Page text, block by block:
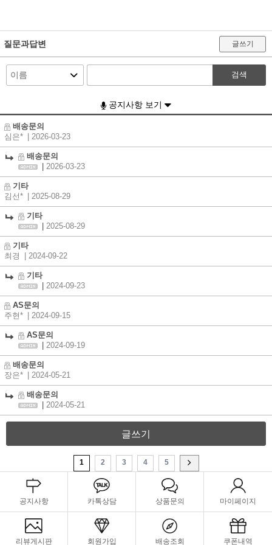
질문과답변 글쓰기
검색
공지사항 보기
배송문의
심은*
| 2026-03-23
배송문의
2026-03-23
기타
김선*
| 2025-08-29
기타
2025-08-29
기타
최경
| 2024-09-22
기타
2024-09-23
AS문의
주현*
| 2024-09-15
AS문의
2024-09-19
배송문의
장은*
| 2024-05-21
배송문의
2024-05-21
글쓰기
1 2 3 4 5
공지사항 카톡상담 상품문의 마이페이지
리뷰게시판 회원가입 배송조회 쿠폰내역